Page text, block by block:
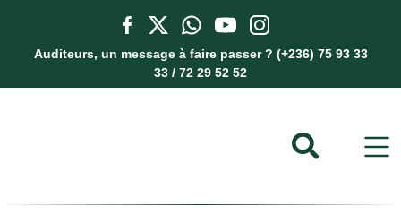
Auditeurs, un message à faire passer ? (+236) 75 93 33
33 / 72 29 52 52